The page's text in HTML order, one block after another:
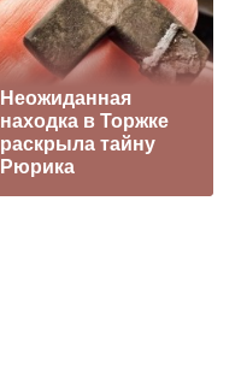
Неожиданная
находка в Торжке
раскрыла тайну
Рюрика